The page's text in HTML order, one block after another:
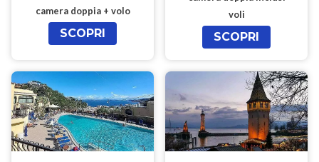
camera doppia + volo
SCOPRI
voli
SCOPRI